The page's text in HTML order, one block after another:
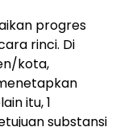
progres
rinci. Di
kota,
itu, 1
substansi